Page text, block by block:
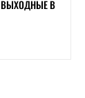
ВЫХОДНЫЕ В